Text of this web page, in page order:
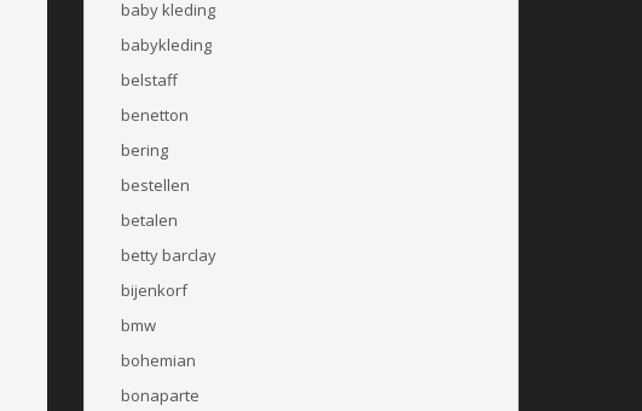
baby kleding
babykleding
belstaff
benetton
bering
bestellen
betalen
betty barclay
bijenkorf
bmw
bohemian
bonaparte